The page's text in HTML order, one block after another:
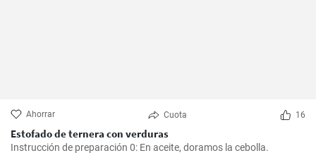
Ahorrar Cuota 16
Estofado de ternera con verduras
Instrucción de preparación 0: En aceite, doramos la cebolla.